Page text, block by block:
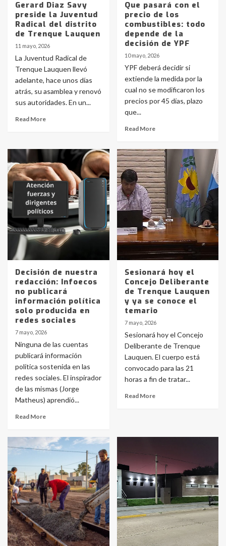
Gerard Diaz Savy
preside la Juventud
Radical del distrito
de Trenque Lauquen
11 mayo, 2026
La Juventud Radical de
Trenque Lauquen llevó
adelante, hace unos días
atrás, su asamblea y renovó
sus autoridades. En un...
Read More
Que pasará con el
precio de los
combustibles: todo
depende de la
decisión de YPF
10 mayo, 2026
YPF deberá decidir si
extiende la medida por la
cual no se modificaron los
precios por 45 días, plazo
que...
Read More
Decisión de nuestra
redacción: Infoecos
no publicará
información política
solo producida en
redes sociales
7 mayo, 2026
Ninguna de las cuentas
publicará información
política sostenida en las
redes sociales. El inspirador
de las mismas (Jorge
Matheus) aprendió...
Read More
Sesionará hoy el
Concejo Deliberante
de Trenque Lauquen
y ya se conoce el
temario
7 mayo, 2026
Sesionará hoy el Concejo
Deliberante de Trenque
Lauquen. El cuerpo está
convocado para las 21
horas a fin de tratar...
Read More